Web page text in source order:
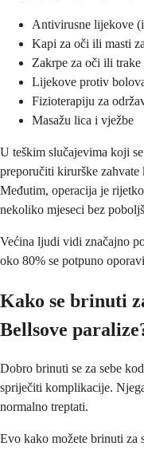
Antivirusne lijekove
Kapi za oči ili masti
Zakrpe za oči ili trake
Lijekove protiv
Fizioterapiju za
Masažu lica i vježbe
U teškim slučajevima koji
preporučiti kirurške
Međutim, operacija je
nekoliko mjeseci bez
Većina ljudi vidi značajno
oko 80% se potpuno
Kako se brinuti
Bellsove
Dobro brinuti se za sebe
spriječiti komplikacije.
normalno treptati.
Evo kako možete brinuti za